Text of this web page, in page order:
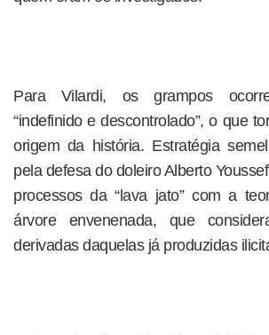
Para Vilardi, os grampos
“indefinido e descontrolado”, o que
origem da história. Estratégia
pela defesa do doleiro Alberto
processos da “lava jato” com a
árvore envenenada, que
derivadas daquelas já produzidas